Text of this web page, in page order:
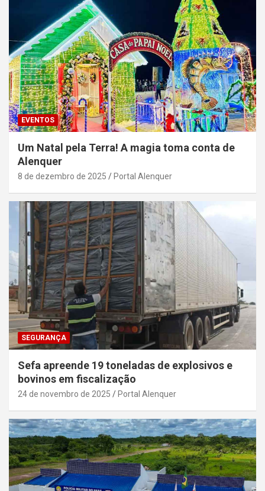
EVENTOS
Um Natal pela Terra! A magia toma conta de
Alenquer
8 de dezembro de 2025 Portal Alenquer
SEGURANÇA
Sefa apreende 19 toneladas de explosivos e
bovinos em fiscalização
24 de novembro de 2025 Portal Alenquer